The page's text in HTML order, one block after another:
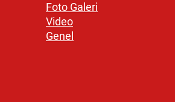
Foto Galeri
Video
Genel